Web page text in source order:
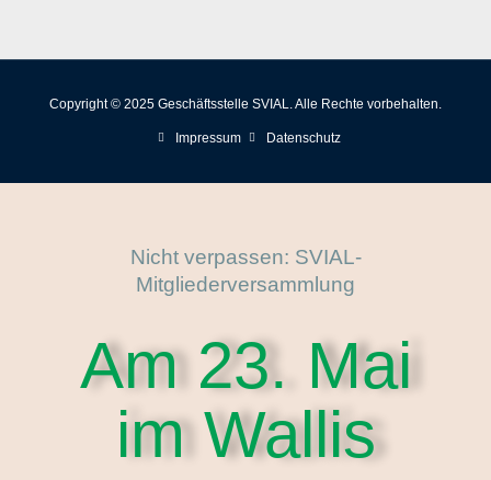
Copyright © 2025 Geschäftsstelle SVIAL. Alle Rechte vorbehalten.
Impressum Datenschutz
Nicht verpassen: SVIAL-
Mitgliederversammlung
Am 23. Mai
im Wallis